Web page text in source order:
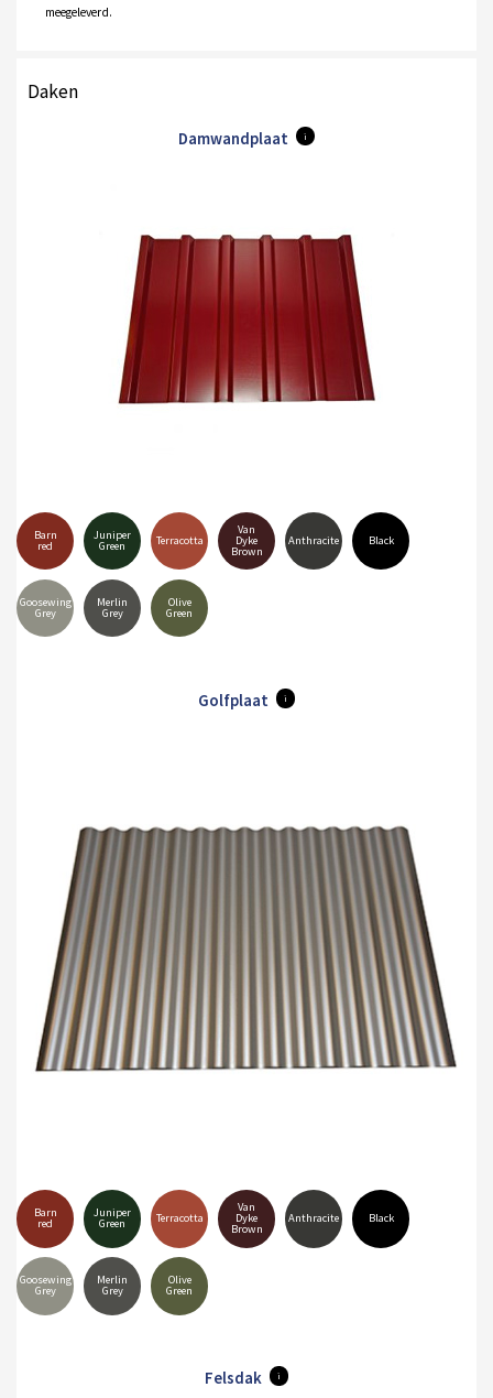
meegeleverd.
Daken
Damwandplaat i
Barn
red
Juniper
Green Terracotta
Van
Dyke
Brown
Anthracite Black
Goosewing
Grey
Merlin
Grey
Olive
Green
Golfplaat i
Barn
red
Juniper
Green Terracotta
Van
Dyke
Brown
Anthracite Black
Goosewing
Grey
Merlin
Grey
Olive
Green
Felsdak i